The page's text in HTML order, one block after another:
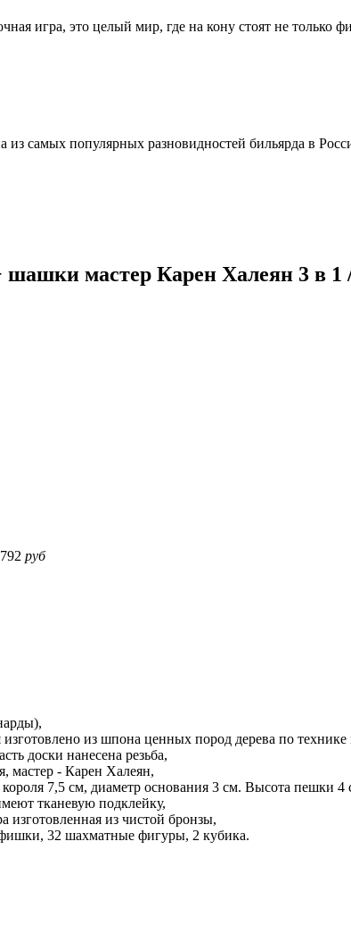
игра, это целый мир, где на кону стоят не только
из самых популярных разновидностей бильярда в
мастер Карен Халеян 3 в 1 /
руб
из шпона ценных пород дерева по технике
доски нанесена резьба,
мастер - Карен Халеян,
7,5 см, диаметр основания 3 см. Высота пешки 4
тканевую подклейку,
изготовленная из чистой бронзы,
32 шахматные фигуры, 2 кубика.